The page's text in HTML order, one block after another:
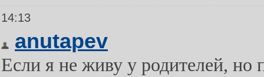
14:13
anutapev
Если я не живу у родителей, но